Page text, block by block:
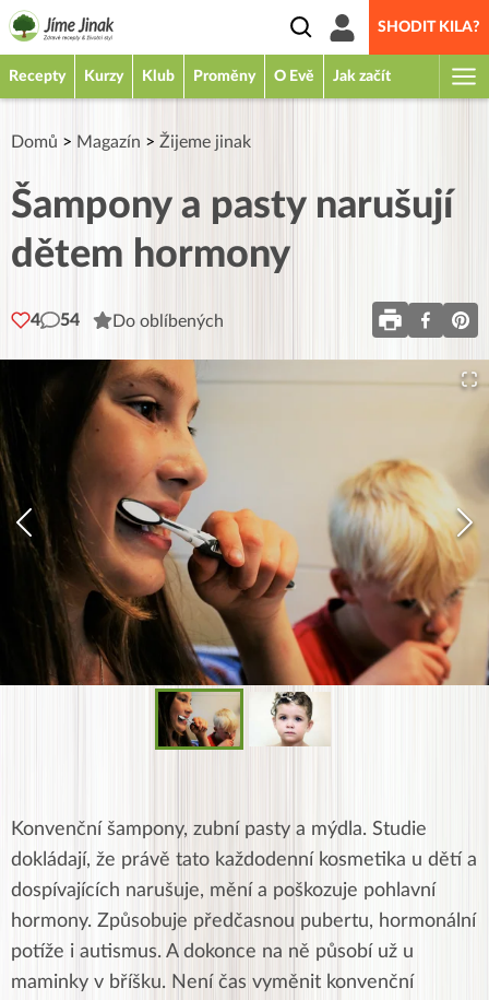
SHODIT KILA?
Recepty Kurzy Klub Proměny O Evě Jak začít
Domů > Magazín > Žijeme jinak
Šampony a pasty narušují
dětem hormony
4 54 Do oblíbených
Konvenční šampony, zubní pasty a mýdla. Studie
dokládají, že právě tato každodenní kosmetika u dětí a
dospívajících narušuje, mění a poškozuje pohlavní
hormony. Způsobuje předčasnou pubertu, hormonální
potíže i autismus. A dokonce na ně působí už u
maminky v bříšku. Není čas vyměnit konvenční